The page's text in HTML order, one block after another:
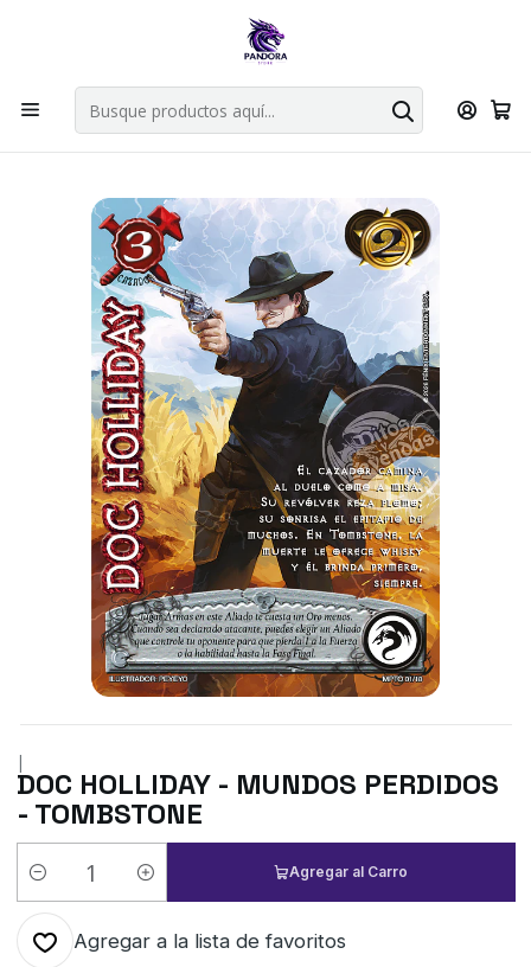
Por compras en cartas singles superiores a 49.990 el envio es
Explorar singles
Inicio Juegos de cartas TCG Mitos y Leyendas TCG
Singles Primera Era MYL Aliado
|
DOC HOLLIDAY - MUNDOS PERDIDOS
- TOMBSTONE
Cantidad
Agregar al Carro
Agregar a la lista de favoritos